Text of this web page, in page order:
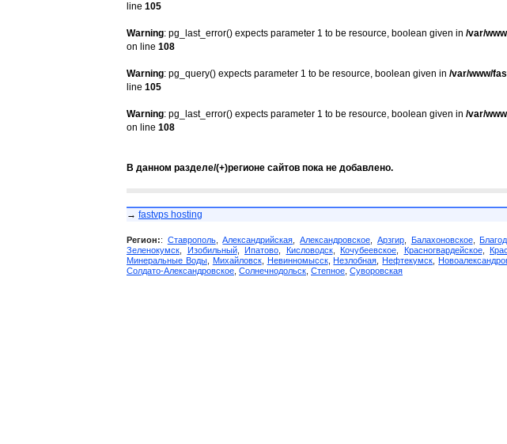
line 105
Warning: pg_last_error() expects parameter 1 to be resource, boolean given in /var/
on line 108
Warning: pg_query() expects parameter 1 to be resource, boolean given in /var/www/
line 105
Warning: pg_last_error() expects parameter 1 to be resource, boolean given in /var/
on line 108
В данном разделе/(+)регионе сайтов пока не добавлено.
→ fastvps hosting
Регион:: Ставрополь,Александрийская ,Александровское Арзгир, Балахоновское,
Зеленокумск
Изобильный, Ипатово Кисловодск, Кочубеевское Красногвардейское,
Минеральные Воды, Михайловск, Невинномысск,Незлобная ,Нефтекумск ,
Солдато-Александровское Солнечнодольск Степное Суворовская